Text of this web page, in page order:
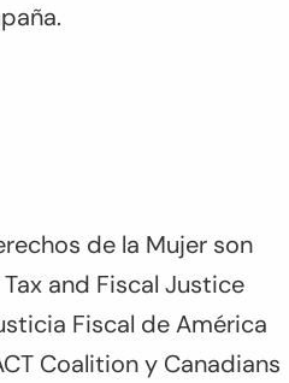
de la Mujer son
and Fiscal Justice
Fiscal de América
Coalition y Canadians